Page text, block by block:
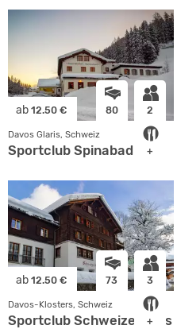
ab 12.50 € 80 2
+
Davos Glaris, Schweiz
Sportclub Spinabad
ab 12.50 € 73 3
+
Davos-Klosters, Schweiz
Sportclub Schweizerhaus